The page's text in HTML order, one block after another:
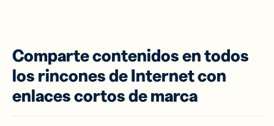
Comparte contenidos en todos
los rincones de Internet con
enlaces cortos de marca